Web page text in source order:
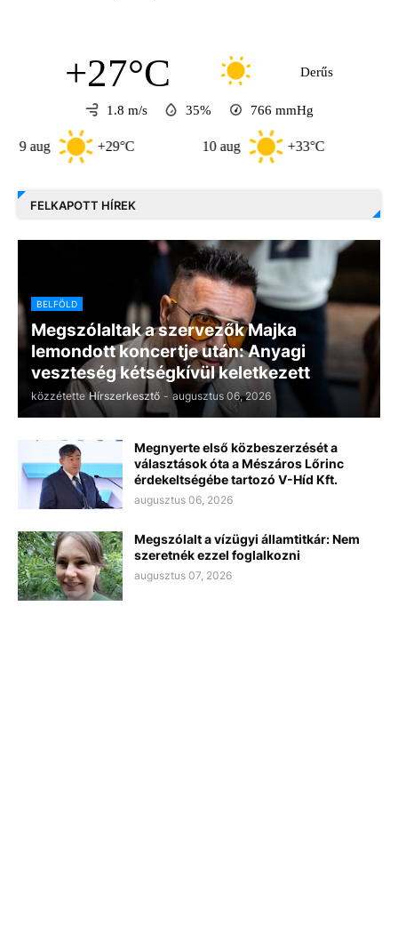
+27°C Derűs
1.8 m/s 35% 766 mmHg
+29°C +33°C
FELKAPOTT HÍREK
BELFÖLD
Megszólaltak a szervezők Majka
lemondott koncertje után: Anyagi
veszteség kétségkívül keletkezett
közzétette Hírszerkesztő - augusztus 06, 2026
Megnyerte első közbeszerzését a
választások óta a Mészáros Lőrinc
érdekeltségébe tartozó V-Híd Kft.
augusztus 06, 2026
Megszólalt a vízügyi államtitkár: Nem
szeretnék ezzel foglalkozni
augusztus 07, 2026